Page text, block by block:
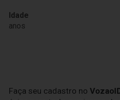
Idade
anos
Faça seu cadastro no